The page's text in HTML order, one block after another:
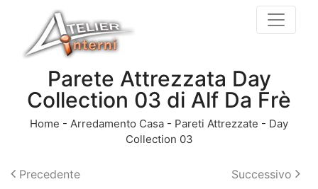
Parete Attrezzata Day
Collection 03 di Alf Da Frè
Home - Arredamento Casa - Pareti Attrezzate - Day
Collection 03
Precedente
Successivo